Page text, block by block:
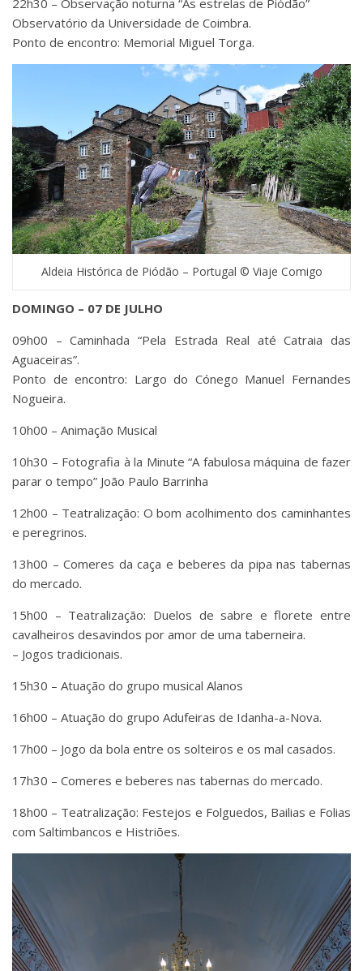
Observatório da Universidade de Coimbra.
Ponto de encontro: Memorial Miguel Torga.
Aldeia Histórica de Piódão – Portugal © Viaje Comigo
DOMINGO – 07 DE JULHO
09h00 – Caminhada “Pela Estrada Real até Catraia das
Aguaceiras”.
Ponto de encontro: Largo do Cónego Manuel Fernandes
Nogueira.
10h00 – Animação Musical
10h30 – Fotografia à la Minute “A fabulosa máquina de fazer
parar o tempo” João Paulo Barrinha
12h00 – Teatralização: O bom acolhimento dos caminhantes
e peregrinos.
13h00 – Comeres da caça e beberes da pipa nas tabernas
do mercado.
15h00 – Teatralização: Duelos de sabre e florete entre
cavalheiros desavindos por amor de uma taberneira.
– Jogos tradicionais.
15h30 – Atuação do grupo musical Alanos
16h00 – Atuação do grupo Adufeiras de Idanha-a-Nova.
17h00 – Jogo da bola entre os solteiros e os mal casados.
17h30 – Comeres e beberes nas tabernas do mercado.
18h00 – Teatralização: Festejos e Folguedos, Bailias e Folias
com Saltimbancos e Histriões.